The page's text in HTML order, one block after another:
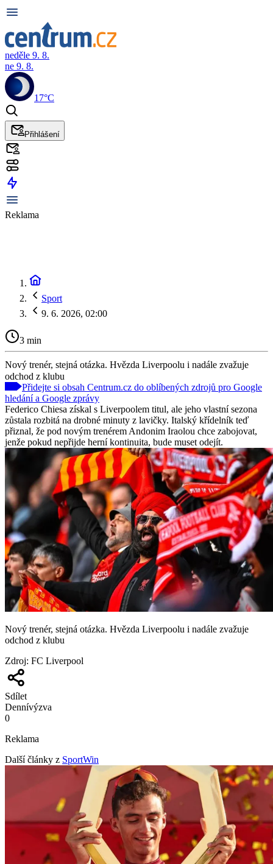
neděle 9. 8.
ne 9. 8.
17°C
Přihlášení
Reklama
Sport
9. 6. 2026, 02:00
3 min
Nový trenér, stejná otázka. Hvězda Liverpoolu i nadále zvažuje
odchod z klubu
Přidejte si obsah Centrum.cz do oblíbených zdrojů pro Google
hledání a Google zprávy
Federico Chiesa získal s Liverpoolem titul, ale jeho vlastní sezona
zůstala rozbitá na drobné minuty z lavičky. Italský křídelník teď
přiznal, že pod novým trenérem Andonim Iraolou chce zabojovat,
jenže pokud nepřijde herní kontinuita, bude muset odejít.
Nový trenér, stejná otázka. Hvězda Liverpoolu i nadále zvažuje
odchod z klubu
Zdroj: FC Liverpool
Sdílet
Dennívýzva
0
Reklama
Další články z SportWin